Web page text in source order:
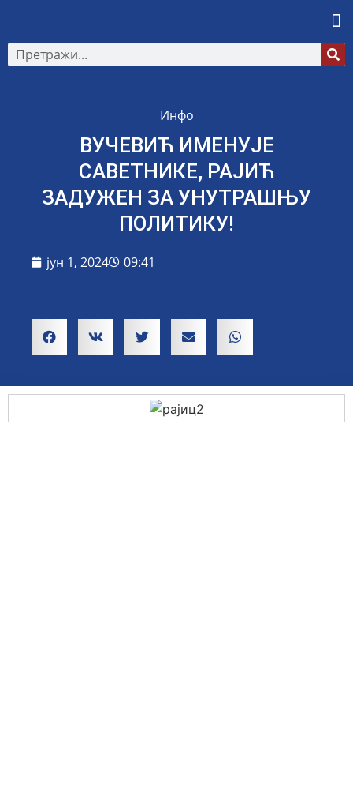
Инфо
ВУЧЕВИЋ ИМЕНУЈЕ
САВЕТНИКЕ, РАЈИЋ
ЗАДУЖЕН ЗА УНУТРАШЊУ
ПОЛИТИКУ!
јун 1, 2024 09:41